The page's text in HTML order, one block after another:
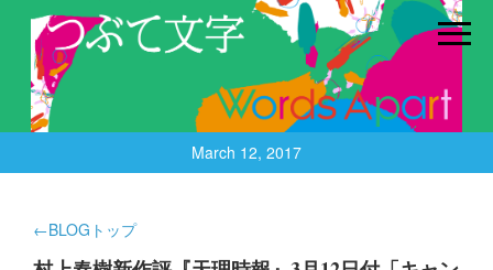
March 12, 2017
←BLOGトップ